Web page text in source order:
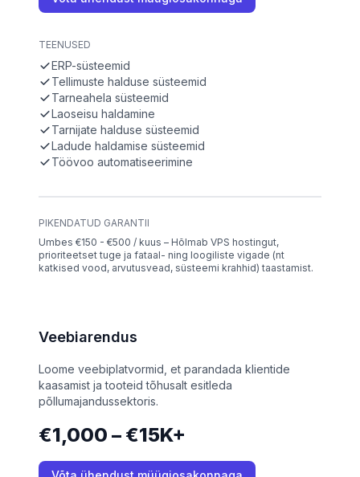
TEENUSED
ERP-süsteemid
Tellimuste halduse süsteemid
Tarneahela süsteemid
Laoseisu haldamine
Tarnijate halduse süsteemid
Ladude haldamise süsteemid
Töövoo automatiseerimine
PIKENDATUD GARANTII
Umbes €150 - €500 / kuus – Hõlmab VPS hostingut,
prioriteetset tuge ja fataal- ning loogiliste vigade (nt
katkised vood, arvutusvead, süsteemi krahhid) taastamist.
Veebiarendus
Loome veebiplatvormid, et parandada klientide
kaasamist ja tooteid tõhusalt esitleda
põllumajandussektoris.
€1,000 – €15K+